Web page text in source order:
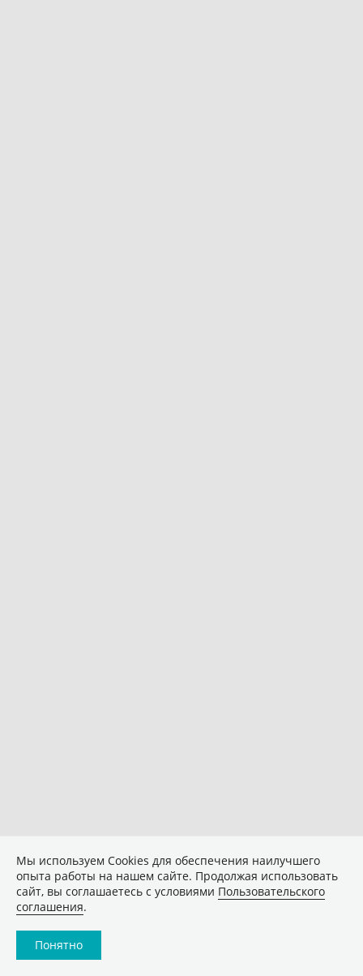
Мы используем Сookies для обеспечения наилучшего
опыта работы на нашем сайте. Продолжая использовать
сайт, вы соглашаетесь с условиями Пользовательского
соглашения.
Понятно